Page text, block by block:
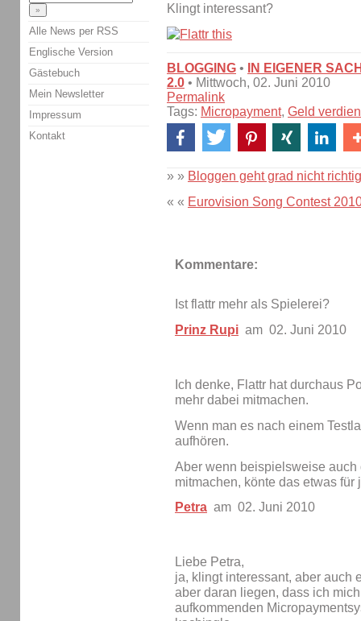
Klingt interessant?
BLOGGING •
IN EIGENER
2.0 • Mittwoch, 02. Juni 2010
Permalink
Tags: Micropayment, Geld
» » Bloggen geht grad nicht richtig
« « Eurovision Song Contest
Kommentare:
Ist flattr mehr als Spielerei?
Prinz Rupi am 02. Juni 2010
Ich denke, Flattr hat durchaus
mehr dabei mitmachen.
Wenn man es nach einem
aufhören.
Aber wenn beispielsweise
mitmachen, könte das etwas für
Petra am 02. Juni 2010
Liebe Petra,
ja, klingt interessant, aber auch
aber daran liegen, dass ich
aufkommenden
Alle News per RSS
Englische Version
Gästebuch
Mein Newsletter
Impressum
Kontakt